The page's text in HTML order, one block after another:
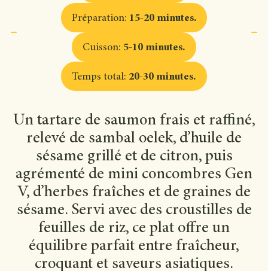
Préparation: 15-20 minutes.
Cuisson: 5-10 minutes.
Temps total: 20-30 minutes.
Un tartare de saumon frais et raffiné,
relevé de sambal oelek, d’huile de
sésame grillé et de citron, puis
agrémenté de mini concombres Gen
V, d’herbes fraîches et de graines de
sésame. Servi avec des croustilles de
feuilles de riz, ce plat offre un
équilibre parfait entre fraîcheur,
croquant et saveurs asiatiques.